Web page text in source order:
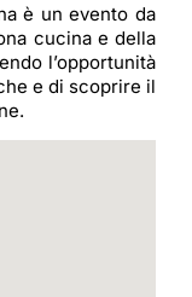
è un evento da
cucina e della
l’opportunità
e di scoprire il